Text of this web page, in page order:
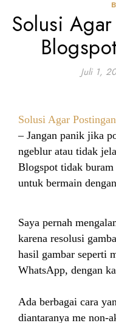
Solusi
Juli 1,
Solusi Agar
– Jangan panik jika
ngeblur atau tidak
Blogspot tidak
untuk bermain
Saya pernah
karena resolusi
hasil gambar seperti
WhatsApp, dengan
Ada berbagai cara
diantaranya me non-